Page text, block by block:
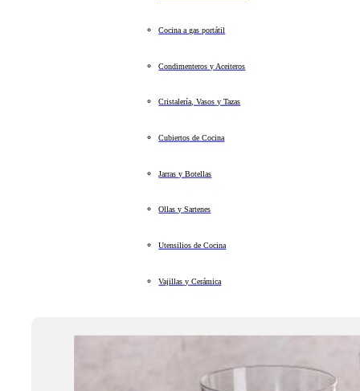
Cocina a gas portátil
Condimenteros y Aceiteros
Cristalería, Vasos y Tazas
Cubiertos de Cocina
Jarras y Botellas
Ollas y Sartenes
Utensilios de Cocina
Vajillas y Cerámica